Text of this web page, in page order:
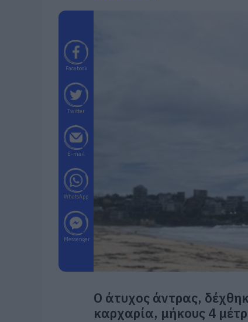
Facebook
Twitter
E-mail
WhatsApp
Messenger
Ο άτυχος άντρας,
καρχαρία, μήκους 4